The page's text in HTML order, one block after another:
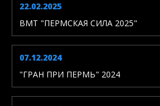
22.02.2025
ВМТ "ПЕРМСКАЯ СИЛА 2025"
07.12.2024
"ГРАН ПРИ ПЕРМЬ" 2024